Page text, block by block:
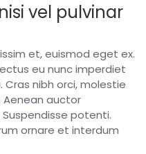
vel pulvinar
et, euismod eget ex.
eu nunc imperdiet
nibh orci, molestie
auctor
potenti.
ornare et interdum